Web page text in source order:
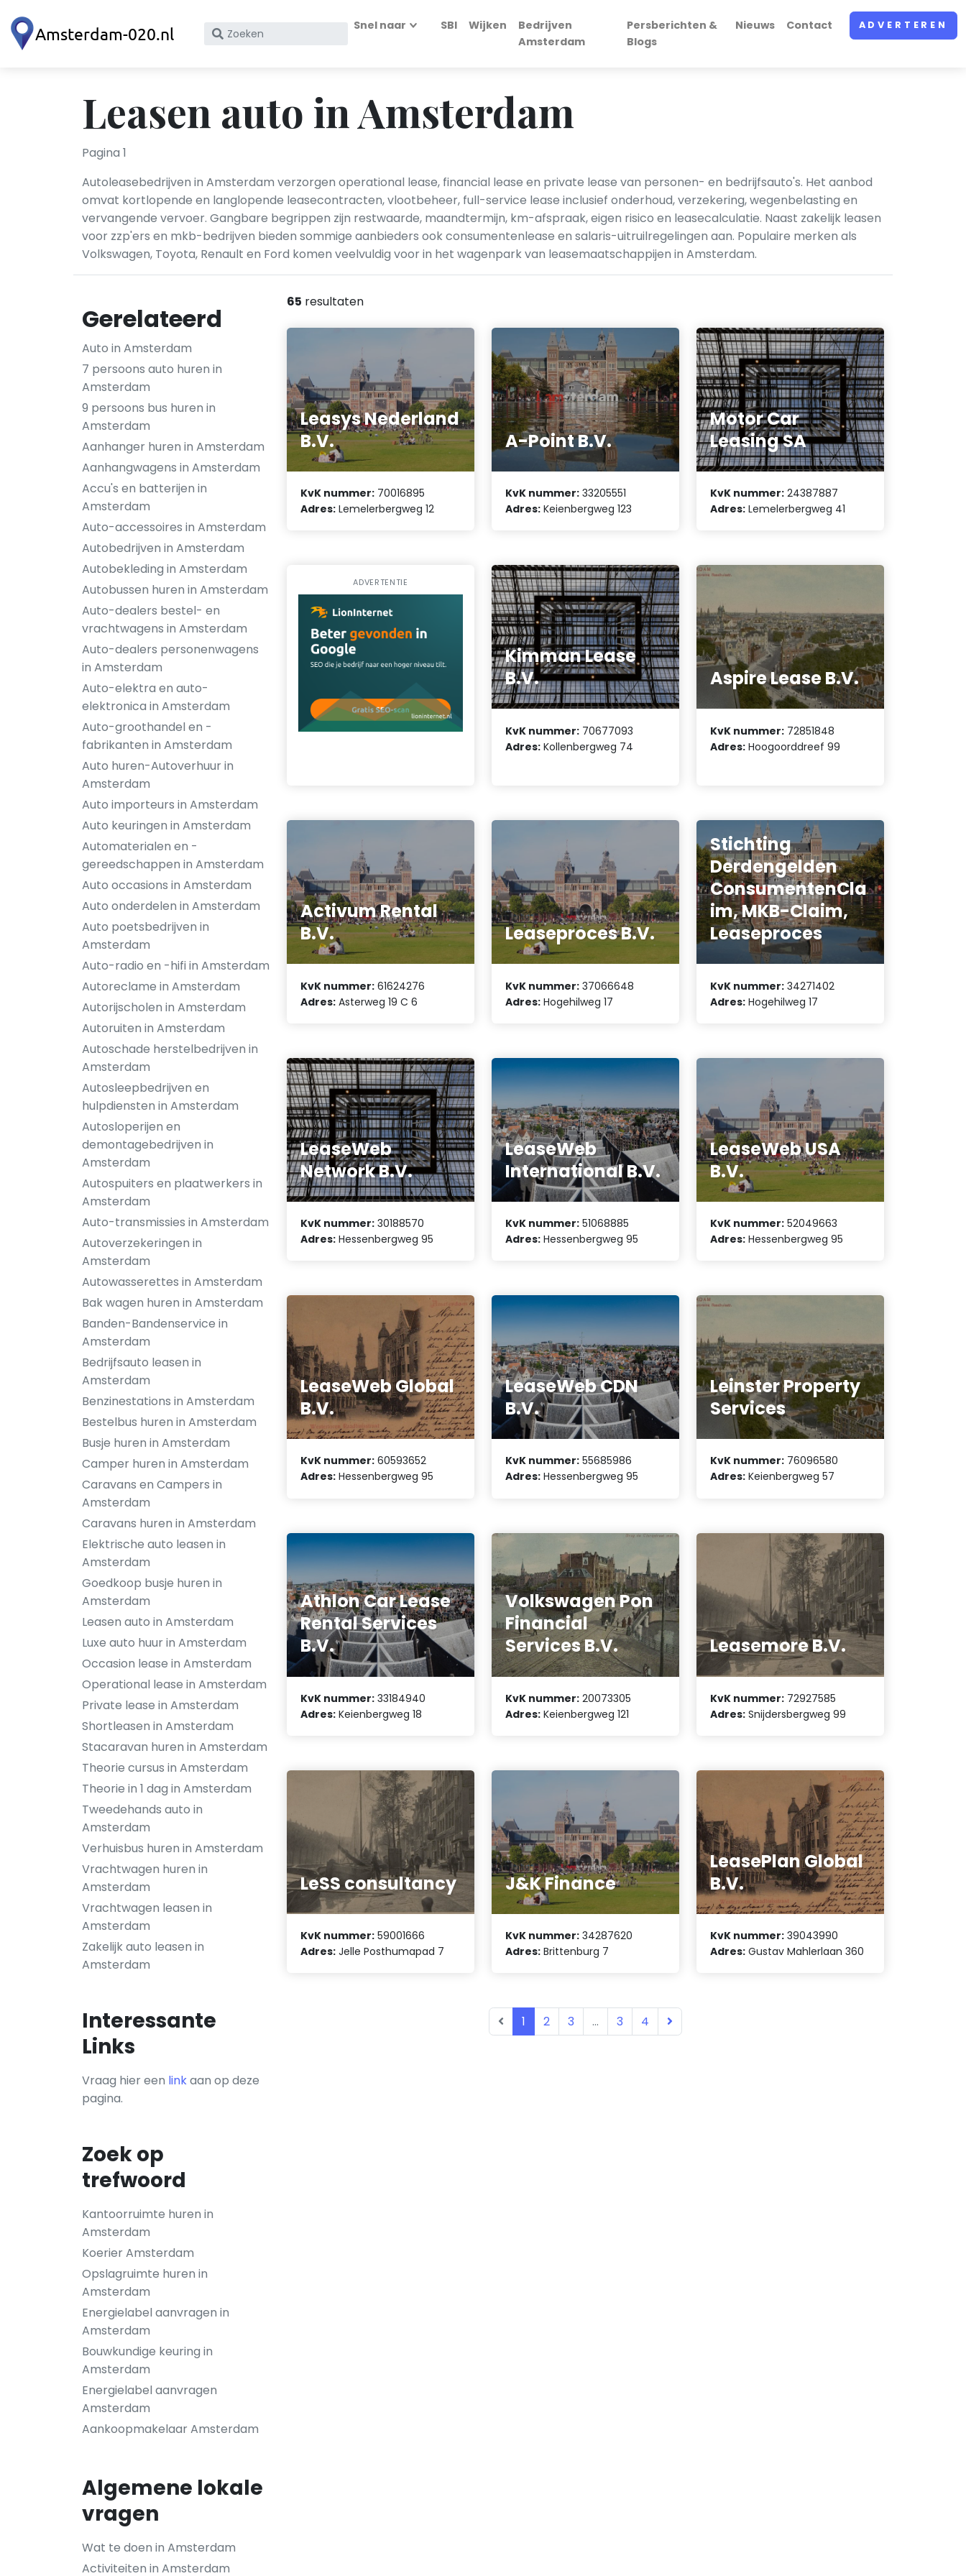
Zoek
KvK
nummer
Snel naar SBI Wijken
Bedrijven
Amsterdam
Persberichten &
Blogs
Nieuws Contact ADVERTEREN
Leasen auto in Amsterdam
Pagina 1
Autoleasebedrijven in Amsterdam verzorgen operational lease, financial lease en private lease van personen- en bedrijfsauto's. Het aanbod
omvat kortlopende en langlopende leasecontracten, vlootbeheer, full-service lease inclusief onderhoud, verzekering, wegenbelasting en
vervangende vervoer. Gangbare begrippen zijn restwaarde, maandtermijn, km-afspraak, eigen risico en leasecalculatie. Naast zakelijk leasen
voor zzp'ers en mkb-bedrijven bieden sommige aanbieders ook consumentenlease en salaris-uitruilregelingen aan. Populaire merken als
Volkswagen, Toyota, Renault en Ford komen veelvuldig voor in het wagenpark van leasemaatschappijen in Amsterdam.
Gerelateerd
Auto in Amsterdam
7 persoons auto huren in
Amsterdam
9 persoons bus huren in
Amsterdam
Aanhanger huren in Amsterdam
Aanhangwagens in Amsterdam
Accu's en batterijen in
Amsterdam
Auto-accessoires in Amsterdam
Autobedrijven in Amsterdam
Autobekleding in Amsterdam
Autobussen huren in Amsterdam
Auto-dealers bestel- en
vrachtwagens in Amsterdam
Auto-dealers personenwagens
in Amsterdam
Auto-elektra en auto-
elektronica in Amsterdam
Auto-groothandel en -
fabrikanten in Amsterdam
Auto huren-Autoverhuur in
Amsterdam
Auto importeurs in Amsterdam
Auto keuringen in Amsterdam
Automaterialen en -
gereedschappen in Amsterdam
Auto occasions in Amsterdam
Auto onderdelen in Amsterdam
Auto poetsbedrijven in
Amsterdam
Auto-radio en -hifi in Amsterdam
Autoreclame in Amsterdam
Autorijscholen in Amsterdam
Autoruiten in Amsterdam
Autoschade herstelbedrijven in
Amsterdam
Autosleepbedrijven en
hulpdiensten in Amsterdam
Autosloperijen en
demontagebedrijven in
Amsterdam
Autospuiters en plaatwerkers in
Amsterdam
Auto-transmissies in Amsterdam
Autoverzekeringen in
Amsterdam
Autowasserettes in Amsterdam
Bak wagen huren in Amsterdam
Banden-Bandenservice in
Amsterdam
Bedrijfsauto leasen in
Amsterdam
Benzinestations in Amsterdam
Bestelbus huren in Amsterdam
Busje huren in Amsterdam
Camper huren in Amsterdam
Caravans en Campers in
Amsterdam
Caravans huren in Amsterdam
Elektrische auto leasen in
Amsterdam
Goedkoop busje huren in
Amsterdam
Leasen auto in Amsterdam
Luxe auto huur in Amsterdam
Occasion lease in Amsterdam
Operational lease in Amsterdam
Private lease in Amsterdam
Shortleasen in Amsterdam
Stacaravan huren in Amsterdam
Theorie cursus in Amsterdam
Theorie in 1 dag in Amsterdam
Tweedehands auto in
Amsterdam
Verhuisbus huren in Amsterdam
Vrachtwagen huren in
Amsterdam
Vrachtwagen leasen in
Amsterdam
Zakelijk auto leasen in
Amsterdam
Interessante
Links
Vraag hier een linkaan op deze
pagina.
Zoek op
trefwoord
Kantoorruimte huren in
Amsterdam
Koerier Amsterdam
Opslagruimte huren in
Amsterdam
Energielabel aanvragen in
Amsterdam
Bouwkundige keuring in
Amsterdam
Energielabel aanvragen
Amsterdam
Aankoopmakelaar Amsterdam
Algemene lokale
vragen
Wat te doen in Amsterdam
Activiteiten in Amsterdam
65 resultaten
Leasys Nederland
B.V.
KvK nummer: 70016895
Adres: Lemelerbergweg 12
A-Point B.V.
KvK nummer: 33205551
Adres: Keienbergweg 123
Motor Car
Leasing SA
KvK nummer: 24387887
Adres: Lemelerbergweg 41
ADVERTENTIE
Kimman Lease
B.V.
KvK nummer: 70677093
Adres: Kollenbergweg 74
Aspire Lease B.V.
KvK nummer: 72851848
Adres: Hoogoorddreef 99
Activum Rental
B.V.
KvK nummer: 61624276
Adres: Asterweg 19 C 6
Leaseproces B.V.
KvK nummer: 37066648
Adres: Hogehilweg 17
Stichting
Derdengelden
ConsumentenCla
im, MKB-Claim,
Leaseproces
KvK nummer: 34271402
Adres: Hogehilweg 17
LeaseWeb
Network B.V.
KvK nummer: 30188570
Adres: Hessenbergweg 95
LeaseWeb
International B.V.
KvK nummer: 51068885
Adres: Hessenbergweg 95
LeaseWeb USA
B.V.
KvK nummer: 52049663
Adres: Hessenbergweg 95
LeaseWeb Global
B.V.
KvK nummer: 60593652
Adres: Hessenbergweg 95
LeaseWeb CDN
B.V.
KvK nummer: 55685986
Adres: Hessenbergweg 95
Leinster Property
Services
KvK nummer: 76096580
Adres: Keienbergweg 57
Athlon Car Lease
Rental Services
B.V.
KvK nummer: 33184940
Adres: Keienbergweg 18
Volkswagen Pon
Financial
Services B.V.
KvK nummer: 20073305
Adres: Keienbergweg 121
Leasemore B.V.
KvK nummer: 72927585
Adres: Snijdersbergweg 99
LeSS consultancy
KvK nummer: 59001666
Adres: Jelle Posthumapad 7
J&K Finance
KvK nummer: 34287620
Adres: Brittenburg 7
LeasePlan Global
B.V.
KvK nummer: 39043990
Adres: Gustav Mahlerlaan 360
1 2 3 ... 3 4